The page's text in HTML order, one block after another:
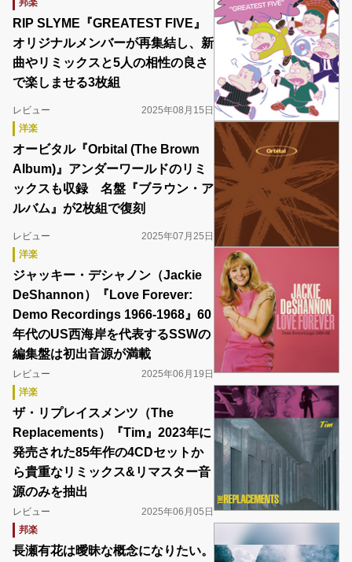
邦楽
RIP SLYME『GREATEST FIVE』
オリジナルメンバーが再集結し、新
曲やリミックスと5人の相性の良さ
で楽しませる3枚組
レビュー
2025年08月15日
洋楽
オービタル『Orbital (The Brown
Album)』アンダーワールドのリミ
ックスも収録 名盤『ブラウン・ア
ルバム』が2枚組で復刻
レビュー
2025年07月25日
洋楽
ジャッキー・デシャノン（Jackie
DeShannon）『Love Forever:
Demo Recordings 1966-1968』60
年代のUS西海岸を代表するSSWの
編集盤は初出音源が満載
レビュー
2025年06月19日
洋楽
ザ・リプレイスメンツ（The
Replacements）『Tim』2023年に
発売された85年作の4CDセットか
ら貴重なリミックス&リマスター音
源のみを抽出
レビュー
2025年06月05日
邦楽
長瀬有花は曖昧な概念になりたい。